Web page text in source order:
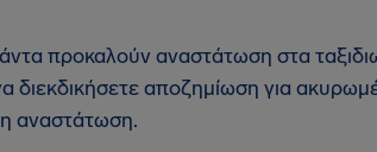
προκαλούν αναστάτωση στα
διεκδικήσετε αποζημίωση για
αναστάτωση.